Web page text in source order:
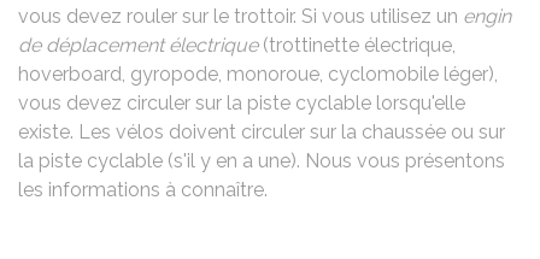
vous devez rouler sur le trottoir. Si vous utilisez un engin
de déplacement électrique(trottinette électrique,
hoverboard, gyropode, monoroue, cyclomobile léger),
vous devez circuler sur la piste cyclable lorsqu'elle
existe. Les vélos doivent circuler sur la chaussée ou sur
la piste cyclable (s'il y en a une). Nous vous présentons
les informations à connaître.